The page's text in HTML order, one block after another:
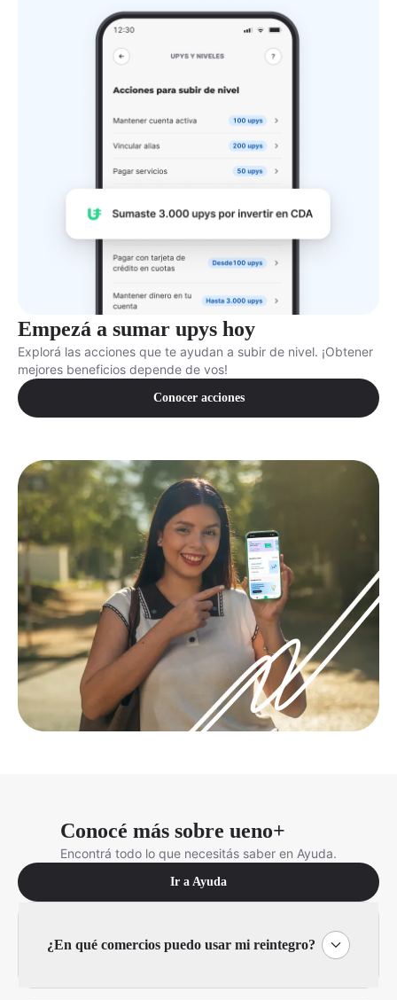
Empezá a sumar upys hoy
Explorá las acciones que te ayudan a subir de nivel. ¡Obtener
mejores beneficios depende de vos!
Conocer acciones
Conocé más sobre ueno+
Encontrá todo lo que necesitás saber en Ayuda.
Ir a Ayuda
¿En qué comercios puedo usar mi reintegro?